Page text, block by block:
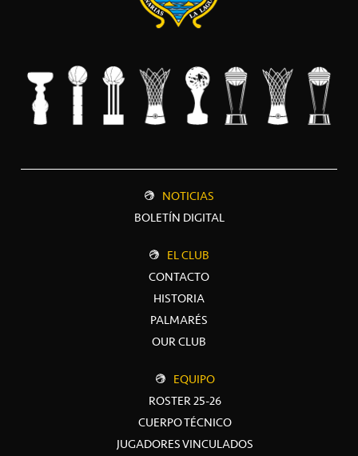
NOTICIAS
BOLETÍN DIGITAL
EL CLUB
CONTACTO
HISTORIA
PALMARÉS
OUR CLUB
EQUIPO
ROSTER 25-26
CUERPO TÉCNICO
JUGADORES VINCULADOS